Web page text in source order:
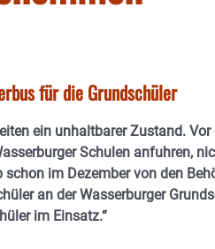
für die Grundschüler
ein unhaltbarer Zustand.
Schulen anfuhren,
im Dezember von den
an der Wasserburger
im Einsatz.“